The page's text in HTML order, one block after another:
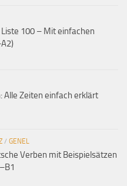
100 – Mit einfachen
Alle Zeiten einfach erklärt
/ GENEL
Verben mit Beispielsätzen